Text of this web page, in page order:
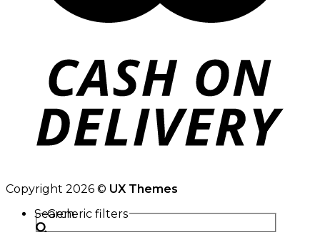
Copyright 2026 © UX Themes
Search
Generic filters